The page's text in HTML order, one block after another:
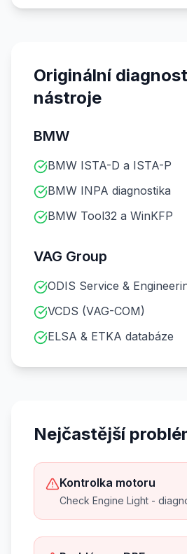
Originální
nástroje
BMW
BMW ISTA-D a ISTA-P
BMW INPA diagnostika
BMW Tool32 a WinKFP
VAG Group
ODIS Service &
VCDS (VAG-COM)
ELSA & ETKA databáze
Nejčastější
Kontrolka motoru
Check Engine Light -